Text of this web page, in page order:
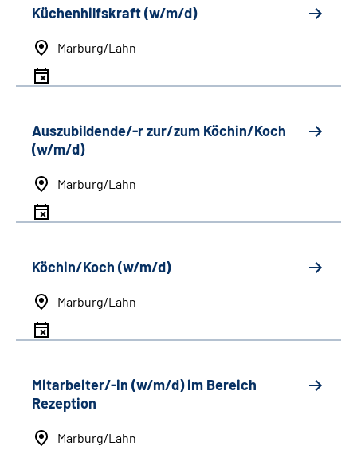
Küchenhilfskraft (w/m/d)
Marburg/Lahn
Auszubildende/-r zur/zum Köchin/Koch
(w/m/d)
Marburg/Lahn
Köchin/Koch (w/m/d)
Marburg/Lahn
Mitarbeiter/-in (w/m/d) im Bereich
Rezeption
Marburg/Lahn